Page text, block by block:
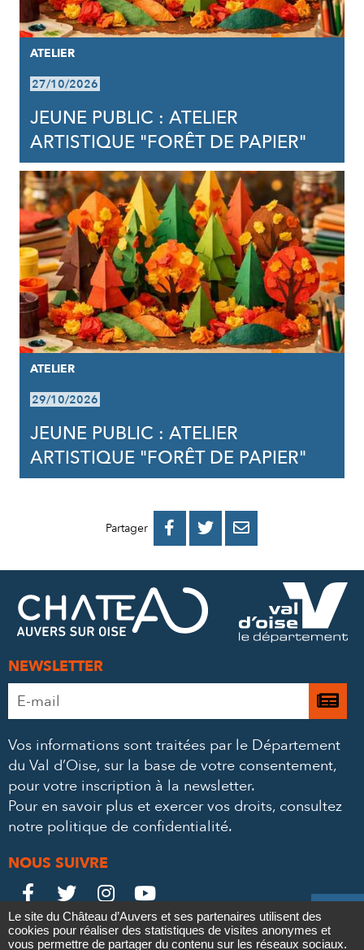
Contact
ATELIER
27/10/2026
JEUNE PUBLIC : ATELIER
ARTISTIQUE "FORÊT DE PAPIER"
ATELIER
29/10/2026
JEUNE PUBLIC : ATELIER
ARTISTIQUE "FORÊT DE PAPIER"
Partager 
PARTAGER
FACEBOOK
PARTAGER
PARTAGER
MAIL
NEWSLETTER
Adresse
e-
*
Je
à
Vos informations sont traitées par le Département
du Val d’Oise, sur la base de votre consentement,
pour votre inscription à la newsletter.
Pour en savoir plus et exercer vos droits, consultez
notre politique de confidentialité.
NOUS SUIVRE
Le
Château

Le
Château

Le
Château

Le
Château

Mentions légales Politique de confidentialité
Crédits
Le site du Château d’Auvers et ses partenaires utilisent des
cookies pour réaliser des statistiques de visites anonymes et
vous permettre de partager du contenu sur les réseaux sociaux.